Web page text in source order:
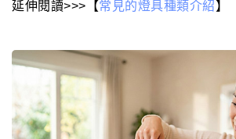
延伸閱讀>>>【常見的燈具種類介紹】